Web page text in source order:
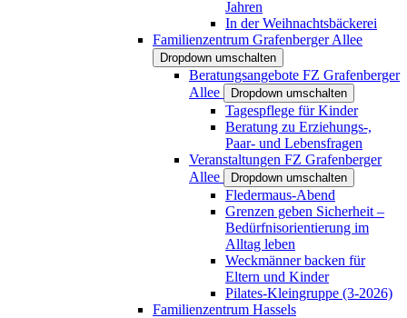
Jahren
In der Weihnachtsbäckerei
Familienzentrum Grafenberger Allee
Dropdown umschalten
Beratungsangebote FZ Grafenberger
Allee
Dropdown umschalten
Tagespflege für Kinder
Beratung zu Erziehungs-,
Paar- und Lebensfragen
Veranstaltungen FZ Grafenberger
Allee
Dropdown umschalten
Fledermaus-Abend
Grenzen geben Sicherheit –
Bedürfnisorientierung im
Alltag leben
Weckmänner backen für
Eltern und Kinder
Pilates-Kleingruppe (3-2026)
Familienzentrum Hassels